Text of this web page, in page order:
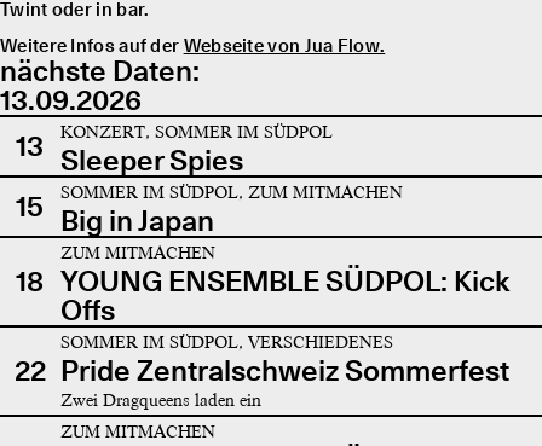
Twint oder in bar.
Weitere Infos auf der Webseite von Jua Flow.
nächste Daten:
13.09.2026
13
KONZERT, SOMMER IM SÜDPOL
Sleeper Spies
15
SOMMER IM SÜDPOL, ZUM MITMACHEN
Big in Japan
18
ZUM MITMACHEN
YOUNG ENSEMBLE SÜDPOL: Kick
Offs
22
SOMMER IM SÜDPOL, VERSCHIEDENES
Pride Zentralschweiz Sommerfest
Zwei Dragqueens laden ein
ZUM MITMACHEN